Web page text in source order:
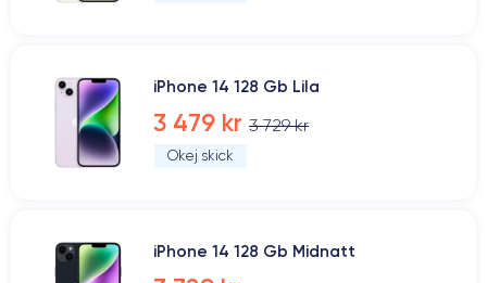
iPhone 14 128 Gb Lila
3 479 kr 3 729 kr
Okej skick
iPhone 14 128 Gb Midnatt